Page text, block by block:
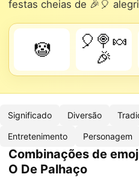
festas cheias de 🎉🎈
🤡
🎈🍭🍬
🎉
Significado Diversão
Entretenimento Personagem
Combinações de
O De Palhaço